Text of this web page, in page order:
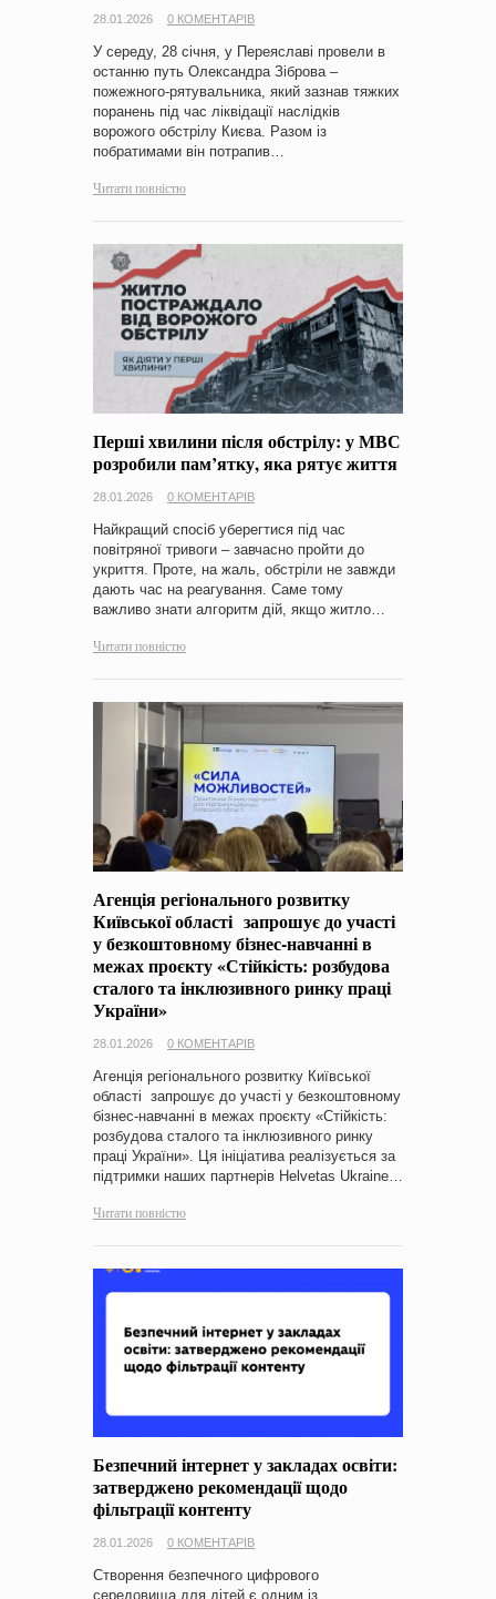
28.01.2026 0 КОМЕНТАРІВ
У середу, 28 січня, у Переяславі провели в
останню путь Олександра Зіброва –
пожежного-рятувальника, який зазнав тяжких
поранень під час ліквідації наслідків
ворожого обстрілу Києва. Разом із
побратимами він потрапив…
Читати повністю
Перші хвилини після обстрілу: у МВС
розробили пам’ятку, яка рятує життя
28.01.2026 0 КОМЕНТАРІВ
Найкращий спосіб уберегтися під час
повітряної тривоги – завчасно пройти до
укриття. Проте, на жаль, обстріли не завжди
дають час на реагування. Саме тому
важливо знати алгоритм дій, якщо житло…
Читати повністю
Агенція регіонального розвитку
Київської області запрошує до участі
у безкоштовному бізнес-навчанні в
межах проєкту «Стійкість: розбудова
сталого та інклюзивного ринку праці
України»
28.01.2026 0 КОМЕНТАРІВ
Агенція регіонального розвитку Київської
області запрошує до участі у безкоштовному
бізнес-навчанні в межах проєкту «Стійкість:
розбудова сталого та інклюзивного ринку
праці України». Ця ініціатива реалізується за
підтримки наших партнерів Helvetas Ukraine…
Читати повністю
Безпечний інтернет у закладах освіти:
затверджено рекомендації щодо
фільтрації контенту
28.01.2026 0 КОМЕНТАРІВ
Створення безпечного цифрового
середовища для дітей є одним із